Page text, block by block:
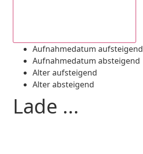
Aufnahmedatum aufsteigend
Aufnahmedatum absteigend
Alter aufsteigend
Alter absteigend
Lade ...